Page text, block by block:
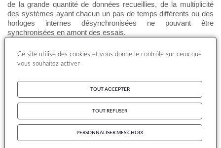
de la grande quantité de données recueillies, de la multiplicité
des systèmes ayant chacun un pas de temps différents ou des
horloges internes désynchronisées ne pouvant être
synchronisées en amont des essais.
Suite à l'étude de faisabilité portant sur la mise au point d'un outil
permettant la synchronisation des données micro-capteurs , le
d'utilisateur ainsi qu’à l'ajout de nouvelles fonctionnalités,
notamment la possibilité de réaliser et manipuler des graphiques
temporels.
Contact : Spinelle Laurent -laurent.spinelle@ineris.fr
Ce site utilise des cookies et vous donne le contrôle sur ceux que
vous souhaitez activer
TOUT ACCEPTER
TOUT REFUSER
PERSONNALISER MES CHOIX